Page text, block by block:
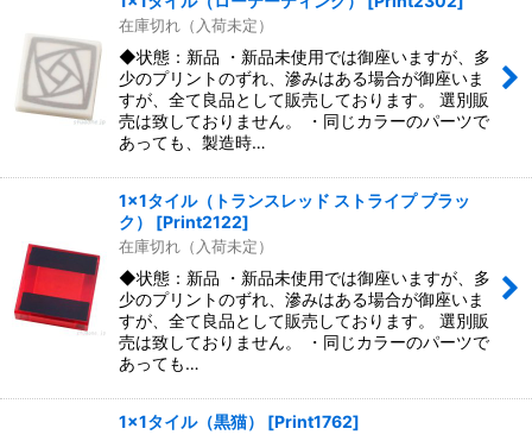
在庫切れ（入荷未定）
◆状態：新品 ・新品未使用では御座いますが、多
少のプリントのずれ、滲みはある場合が御座いま
すが、全て良品として販売しております。 選別販
売は致しておりません。 ・同じカラーのパーツで
あっても、製造時…
1x1タイル（トランスレッド ストライプ ブラッ
ク）
[Print2122]
在庫切れ（入荷未定）
◆状態：新品 ・新品未使用では御座いますが、多
少のプリントのずれ、滲みはある場合が御座いま
すが、全て良品として販売しております。 選別販
売は致しておりません。 ・同じカラーのパーツで
あっても…
1x1タイル（黒猫） [Print1762]